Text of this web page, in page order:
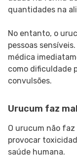
quantidades na
No entanto, o
pessoas
médica
como dificuldade
convulsões.
Urucum faz
O urucum não
provocar
saúde humana.